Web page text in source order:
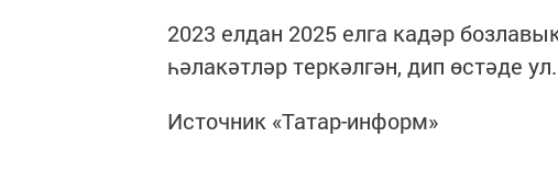
2023 елдан 2025 елга кадәр
һәлакәтләр теркәлгән, дип өстәде ул.
Источник «Татар-информ»